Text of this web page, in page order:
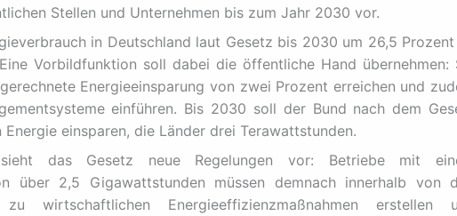
Stellen und Unternehmen bis zum Jahr 2030 vor.
in Deutschland laut Gesetz bis 2030 um 26,5
Vorbildfunktion soll dabei die öffentliche Hand übernehmen:
Energieeinsparung von zwei Prozent erreichen und
einführen. Bis 2030 soll der Bund nach dem
einsparen, die Länder drei Terawattstunden.
das Gesetz neue Regelungen vor: Betriebe mit
über 2,5 Gigawattstunden müssen demnach innerhalb von
wirtschaftlichen Energieeffizienzmaßnahmen erstellen